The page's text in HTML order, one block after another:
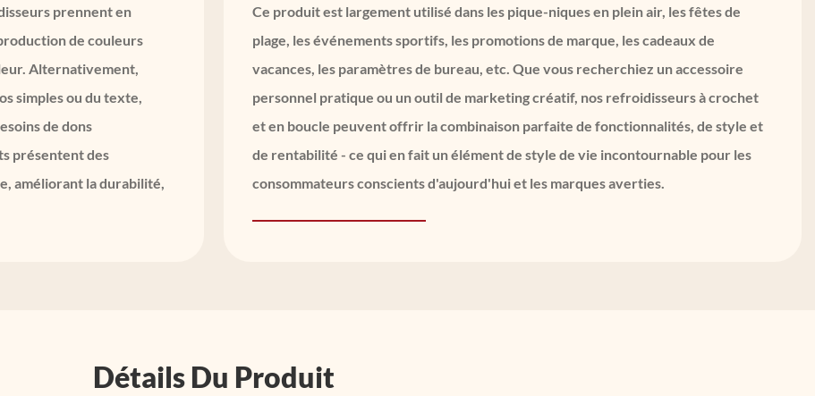
prennent en
de couleurs
Alternativement,
simples ou du texte,
de dons
présentent des
améliorant la durabilité,
Ce produit est largement utilisé dans les pique-niques en plein air, les fêtes de
plage, les événements sportifs, les promotions de marque, les cadeaux de
vacances, les paramètres de bureau, etc. Que vous recherchiez un accessoire
personnel pratique ou un outil de marketing créatif, nos refroidisseurs à crochet
et en boucle peuvent offrir la combinaison parfaite de fonctionnalités, de style et
de rentabilité - ce qui en fait un élément de style de vie incontournable pour les
consommateurs conscients d'aujourd'hui et les marques averties.
Détails Du Produit